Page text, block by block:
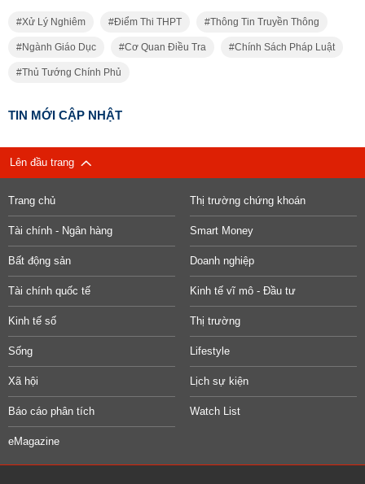
Xử Lý Nghiêm Điểm Thi THPT Thông Tin Truyền Thông
Ngành Giáo Dục Cơ Quan Điều Tra Chính Sách Pháp Luật
Thủ Tướng Chính Phủ
TIN MỚI CẬP NHẬT
Lên đầu trang
Trang chủ Thị trường chứng khoán
Tài chính - Ngân hàng Smart Money
Bất động sản Doanh nghiệp
Tài chính quốc tế Kinh tế vĩ mô - Đầu tư
Kinh tế số Thị trường
Sống Lifestyle
Xã hội Lịch sự kiện
Báo cáo phân tích Watch List
eMagazine